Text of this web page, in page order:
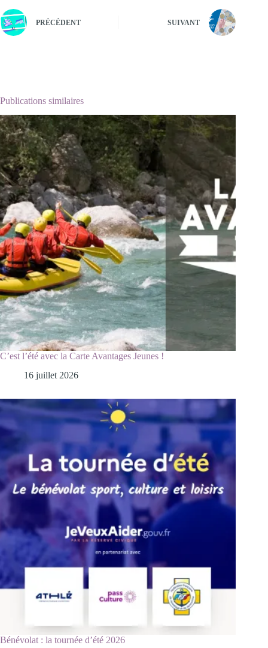
PRÉCÉDENT SUIVANT
Publications similaires
C’est l’été avec la Carte Avantages Jeunes !
16 juillet 2026
Bénévolat : la tournée d’été 2026